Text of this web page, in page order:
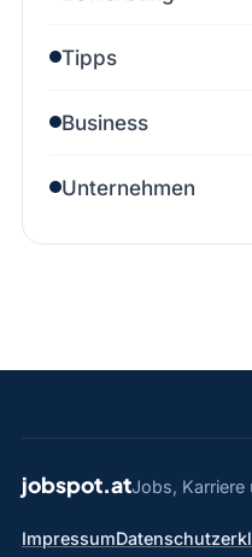
Tipps
Business
Unternehmen
jobspot.atJobs, Karriere
Impressum